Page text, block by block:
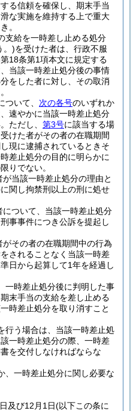
る信頼を確保し、期末手当
な実施を維持する上で重大
。
支給を一時差し止める処分
。)を受けた者は、行政不服
第18条第1項本文に規定する
当該一時差止処分後の事情
をした者に対し、その取消
いて、 次の各号のいずれか
速やかに当該一時差止処分
ただし、 第3号に該当する場
けた者がその者の在職期間
現に逮捕されているときそ
差止処分の目的に明らかに
りでない。
当該一時差止処分の理由と
関し拘禁刑以上の刑に処せ
ついて、当該一時差止処分
事事件につき公訴を提起し
その者の在職期間中の行為
されることなく当該一時差
日から起算して1年を経過し
一時差止処分後に判明した事
末手当の支給を差し止める
時差止処分を取り消すこと
行う場合は、当該一時差止処
一時差止処分の際、一時差
を交付しなければならな
、一時差止処分に関し必要な
及び12月1日(以下この条に